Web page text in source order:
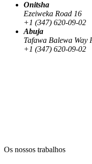
Onitsha
Ezeiweka Road 16
+1 (347) 620-09-02
Abuja
Tafawa Balewa Way
+1 (347) 620-09-02
Os nossos trabalhos